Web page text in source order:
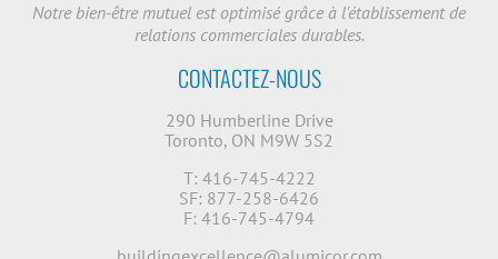
Notre bien-être mutuel est optimisé grâce à l'établissement de
relations commerciales durables.
CONTACTEZ-NOUS
290 Humberline Drive
Toronto, ON M9W 5S2
T: 416-745-4222
SF: 877-258-6426
F: 416-745-4794